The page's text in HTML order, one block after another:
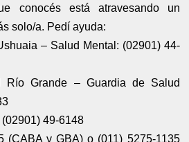
conocés está atravesando un
solo/a. Pedí ayuda:
– Salud Mental: (02901) 44-
Río Grande – Guardia de Salud
49-6148
(CABA y GBA) o (011) 5275-1135